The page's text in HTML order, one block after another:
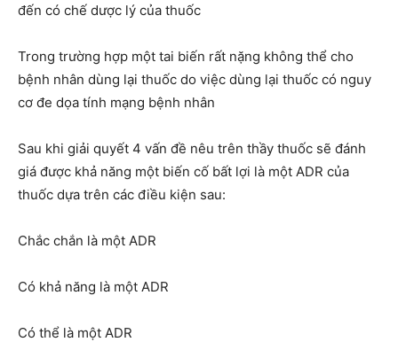
đến có chế dược lý của thuốc
Trong trường hợp một tai biến rất nặng không thể cho
bệnh nhân dùng lại thuốc do việc dùng lại thuốc có nguy
cơ đe dọa tính mạng bệnh nhân
Sau khi giải quyết 4 vấn đề nêu trên thầy thuốc sẽ đánh
giá được khả năng một biến cố bất lợi là một ADR của
thuốc dựa trên các điều kiện sau:
Chắc chắn là một ADR
Có khả năng là một ADR
Có thể là một ADR